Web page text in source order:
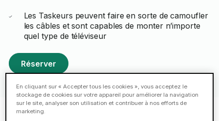
Les Taskeurs peuvent faire en sorte de camoufler
les câbles et sont capables de monter n’importe
quel type de téléviseur
Réserver
En cliquant sur « Accepter tous les cookies », vous acceptez le
stockage de cookies sur votre appareil pour améliorer la navigation
sur le site, analyser son utilisation et contribuer à nos efforts de
marketing.